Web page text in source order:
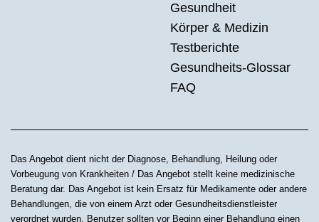
Gesundheit
Körper & Medizin
Testberichte
Gesundheits-Glossar
FAQ
Das Angebot dient nicht der Diagnose, Behandlung, Heilung oder
Vorbeugung von Krankheiten / Das Angebot stellt keine medizinische
Beratung dar. Das Angebot ist kein Ersatz für Medikamente oder andere
Behandlungen, die von einem Arzt oder Gesundheitsdienstleister
verordnet wurden. Benutzer sollten vor Beginn einer Behandlung einen